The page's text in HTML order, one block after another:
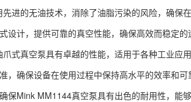
进的无油技术，消除了油脂污染的风险，确保
设计，提供可靠的真空性能，确保高效而稳定的
式真空泵具有卓越的性能，适用于各种工业应
，确保设备在使用过程中保持高水平的效率和可
保Mink MM1144真空泵具有出色的耐用性，能